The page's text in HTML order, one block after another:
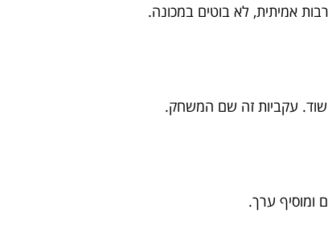
אמיתית, לא בוטים במכונה.
עקביות זה שם המשחק.
ומוסיף ערך.